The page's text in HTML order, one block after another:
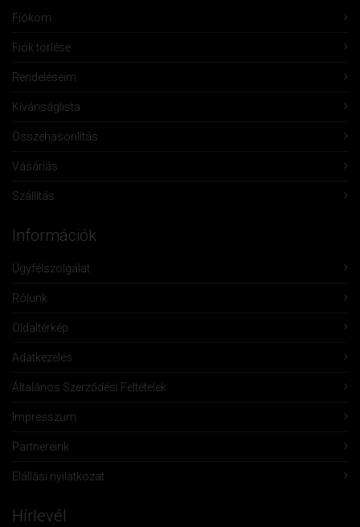
Fiókom
Fiók törlése
Rendeléseim
Kívánságlista
Összehasonlítás
Vásárlás
Szállítás
Információk
Ügyfélszolgálat
Rólunk
Oldaltérkép
Adatkezelés
Általános Szerződési Feltételek
Impresszum
Partnereink
Elállási nyilatkozat
Hírlevél